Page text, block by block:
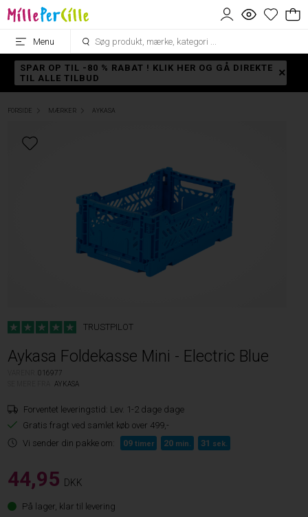
Menu
SPAR OP TIL -80 % RABAT ! KLIK HER OG GÅ DIREKTE
TIL ALLE TILBUD
FORSIDE MÆRKER AYKASA
TRUSTPILOT
Aykasa Foldekasse Mini - Electric Blue
VARENR.016977
AYKASA
Forventet leveringstid: Lev. 1-2 dage dage
Gratis fragt ved samlet køb over 499,-
Vi sender din pakke om:
09 timer 20 min. 30 sek.
44,95 DKK
På lager, klar til levering